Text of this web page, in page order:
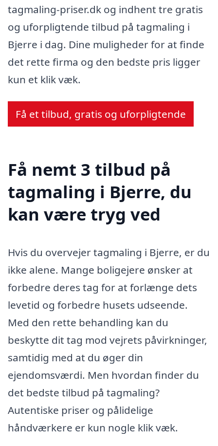
tagmaling-priser.dk og indhent tre gratis
og uforpligtende tilbud på tagmaling i
Bjerre i dag. Dine muligheder for at finde
det rette firma og den bedste pris ligger
kun et klik væk.
Få et tilbud, gratis og uforpligtende
Få nemt 3 tilbud på
tagmaling i Bjerre, du
kan være tryg ved
Hvis du overvejer tagmaling i Bjerre, er du
ikke alene. Mange boligejere ønsker at
forbedre deres tag for at forlænge dets
levetid og forbedre husets udseende.
Med den rette behandling kan du
beskytte dit tag mod vejrets påvirkninger,
samtidig med at du øger din
ejendomsværdi. Men hvordan finder du
det bedste tilbud på tagmaling?
Autentiske priser og pålidelige
håndværkere er kun nogle klik væk.